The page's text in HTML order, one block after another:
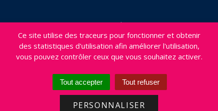
Ce site utilise des traceurs pour fonctionner et obtenir
des statistiques d'utilisation afin améliorer l'utilisation,
vous pouvez contrôler ceux que vous souhaitez activer.
Tout accepter Tout refuser
PERSONNALISER
PLAN DU SITE
CRÉDITS
PROJETS
DÉSABONNEMENT NEWSLETTER
ACCESSIBILITÉ : NON CONFORME